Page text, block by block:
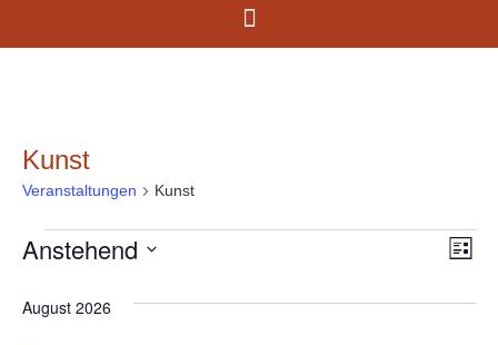
Kunst
Veranstaltungen Kunst
Liste
Anstehend
August 2026